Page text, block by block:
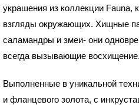
украшения из коллекции Fauna,
взгляды окружающих. Хищные
саламандры и змеи- они
всегда вызывающие восхищение.
Выполненные в уникальной
и фланцевого золота, с